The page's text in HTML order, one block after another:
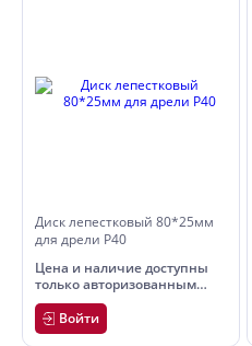
Диск лепестковый 80*25мм
для дрели Р40
Цена и наличие доступны
только авторизованным
пользователям
Войти